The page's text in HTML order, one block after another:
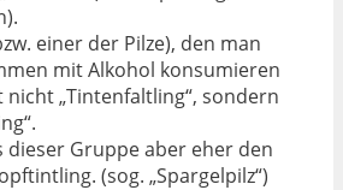
einer der Pilze), den man
mit Alkohol konsumieren
„Tintenfaltling“, sondern
dieser Gruppe aber eher den
(sog. „Spargelpilz“)